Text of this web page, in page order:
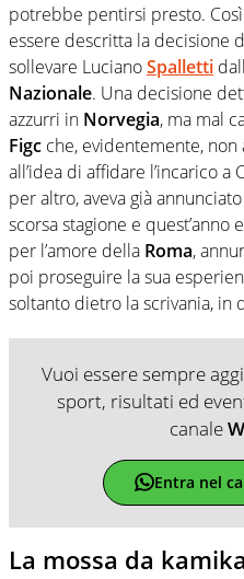
potrebbe pentirsi presto.
essere descritta la decisione
sollevare LucianoSpalletti
Nazionale. Una decisione
azzurri in Norvegia, ma mal
Figc che, evidentemente, non
all’idea di affidare l’incarico a
per altro, aveva già
scorsa stagione e quest’anno
per l’amore della Roma,
poi proseguire la sua
soltanto dietro la scrivania, in
Vuoi essere sempre
sport, risultati ed
canale
Entra nel
La mossa da